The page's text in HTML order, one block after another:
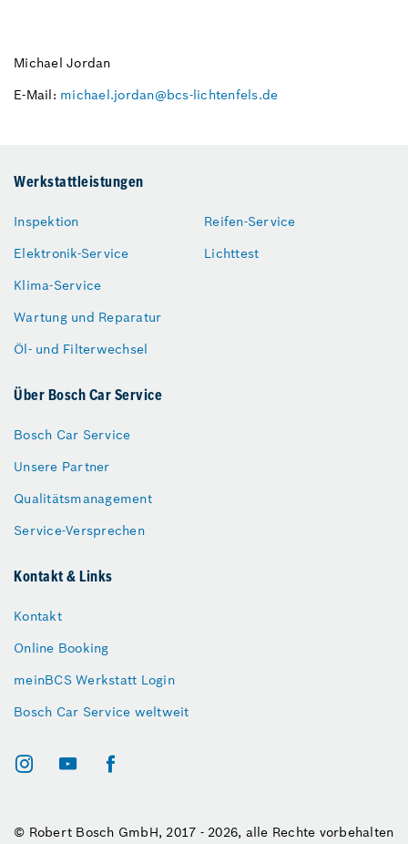
Michael Jordan
E-Mail: michael.jordan@bcs-lichtenfels.de
Werkstattleistungen
Inspektion
Elektronik-Service
Klima-Service
Wartung und Reparatur
Öl- und Filterwechsel
Reifen-Service
Lichttest
Über Bosch Car Service
Bosch Car Service
Unsere Partner
Qualitätsmanagement
Service-Versprechen
Kontakt & Links
Kontakt
Online Booking
meinBCS Werkstatt Login
Bosch Car Service weltweit
© Robert Bosch GmbH, 2017 - 2026, alle Rechte vorbehalten